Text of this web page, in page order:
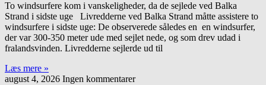
To windsurfere kom i vanskeligheder, da de sejlede ved Balka
Strand i sidste uge Livredderne ved Balka Strand måtte assistere to
windsurfere i sidste uge: De observerede således en en windsurfer,
der var 300-350 meter ude med sejlet nede, og som drev udad i
fralandsvinden. Livredderne sejlerde ud til
Læs mere »
august 4, 2026 Ingen kommentarer